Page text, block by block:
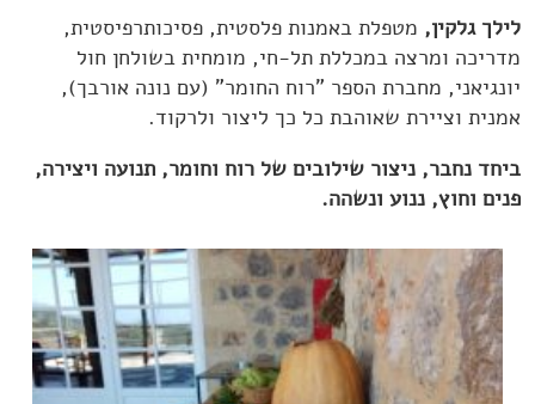
לילך גלקין, מטפלת באמנות פלסטית, פסיכותרפיסטית,
מדריכה ומרצה במכללת תל-חי, מומחית בשולחן חול
יונגיאני, מחברת הספר "רוח החומר" (עם נונה אורבך),
אמנית וציירת שאוהבת כל כך ליצור ולרקוד.
ביחד נחבר, ניצור שילובים של רוח וחומר, תנועה ויצירה,
פנים וחוץ, ננוע ונשהה.